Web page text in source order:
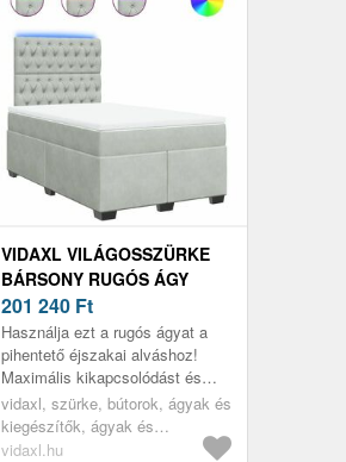
VIDAXL VILÁGOSSZÜRKE
BÁRSONY RUGÓS ÁGY
MATRACCAL 120 X 190 CM
201 240 Ft
Használja ezt a rugós ágyat a
pihentető éjszakai alváshoz!
Maximális kikapcsolódást és
kellemes alvást kínál.
vidaxl, szürke, bútorok, ágyak és
kiegészítők, ágyak és
ágykeretek
vidaxl.hu